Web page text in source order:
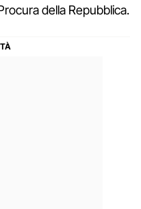
della Repubblica.